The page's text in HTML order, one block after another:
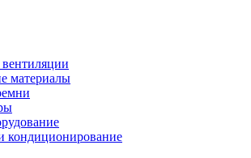
материалы
кондиционирование